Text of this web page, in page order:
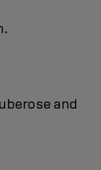
and